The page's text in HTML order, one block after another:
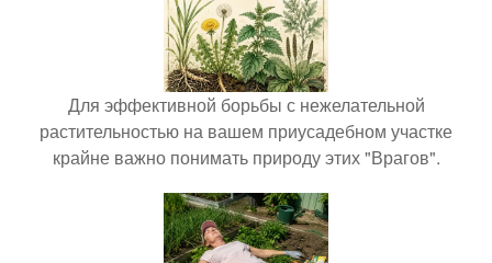
Для эффективной борьбы с нежелательной
растительностью на вашем приусадебном участке
крайне важно понимать природу этих "Врагов".